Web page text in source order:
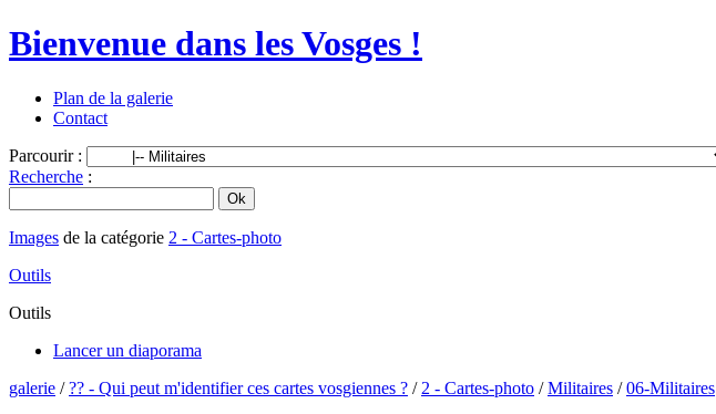
Bienvenue dans les Vosges !
Plan de la galerie
Contact
Parcourir :
Recherche :
Images de la catégorie 2 - Cartes-photo
Outils
Outils
Lancer un diaporama
galerie /?? - Qui peut m'identifier ces cartes vosgiennes ? / 2 - Cartes-photo /Militaires /06-Militaires